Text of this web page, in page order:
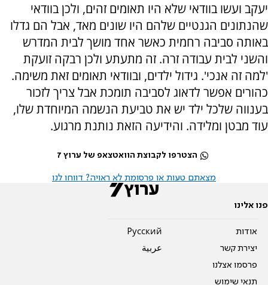
יעקב ועשו בוודאי שלא היו תאומים זהים, ולכן בוודאי
שהנתונים הגנטיים שלהם היו שונים מאד, אבל הם גדלו
באותה סביבה רחמית כאשר אחד מושך לבית המדרש
והשני לבית עבודה זרה. זה מתעתע ולכן רבקה זועקת
'למה זה אנכי'. גידול ילדים, ובוודאי תאומים זאת משימה.
כהורים אפשר לדאוג לסביבה תומכת אבל צריך לזכור
בענווה שלכל ילד יש את טביעת הנשמה המיוחדת שלו,
עוד מבטן ומלידה. והידיעה הזאת נותנת מרגוע.
הצטרפו לקבוצת הוואטצאפ של ערוץ 7
מצאתם טעות או פרסומת לא ראויה? דווחו לנו
פנו אלינו
אודות
יצירת קשר
פרסמו אצלנו
תנאי שימוש
Pусский
عربية